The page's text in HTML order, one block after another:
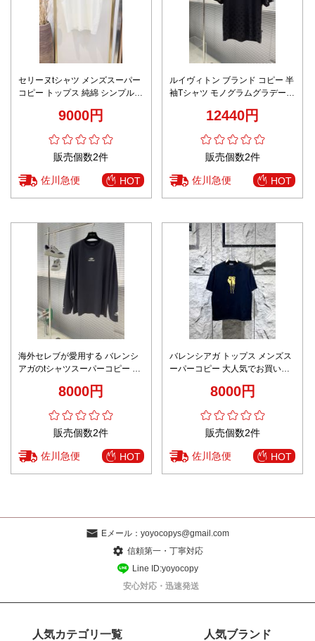
セリーヌtシャツ メンズスーパー
コピー トップス 純綿 シンプル
9000円
販売個数2件
佐川急便 HOT
ルイヴィトン ブランド コピー 半
袖Tシャツ モノグラムグラデーシ
12440円
販売個数2件
佐川急便 HOT
海外セレブが愛用する バレンシ
アガのtシャツスーパーコピー 純
柔らかい ブラック
8000円
販売個数2件
佐川急便 HOT
バレンシアガ トップス メンズス
ーパーコピー 大人気でお買い得
品質保証 柔らかい ブラック
8000円
販売個数2件
佐川急便 HOT
Eメール： yoyocopys@gmail.com
信頼第一・丁寧対応
Line ID:yoyocopy
安心対応・迅速発送
人気カテゴリ一覧 人気ブランド